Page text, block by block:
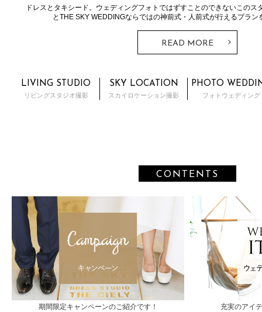
ドレスとタキシード。ウェディングフォトではずすことのできないこのス
とTHE SKY WEDDINGならではの神前式・人前式が行えるプラン
READ MORE
LIVING STUDIO
リビングスタジオ撮影
SKY LOCATION
スカイロケーション撮影
PHOTO
フォトウェディング
CONTENTS
期間限定キャンペーンのご紹介です！ 充実のアイ